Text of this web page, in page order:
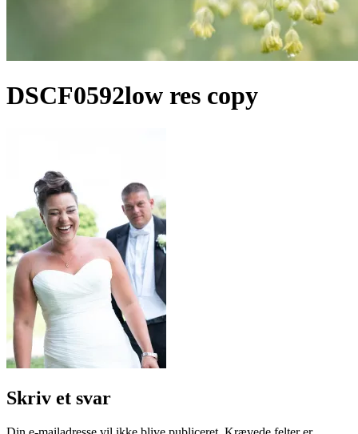
DSCF0592low res copy
Skriv et svar